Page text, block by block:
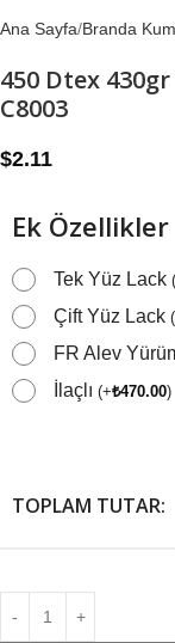
Ana Sayfa Branda
450 Dtex
C8003
$2.11
Ek Özellikler
Tek Yüz Lack (
Çift Yüz Lack (
FR Alev
İlaçlı (+₺470.00)
TOPLAM TUTAR: